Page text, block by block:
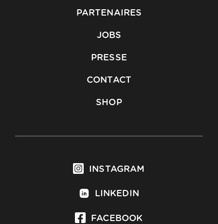
PARTENAIRES
JOBS
PRESSE
CONTACT
SHOP
INSTAGRAM
LINKEDIN
FACEBOOK